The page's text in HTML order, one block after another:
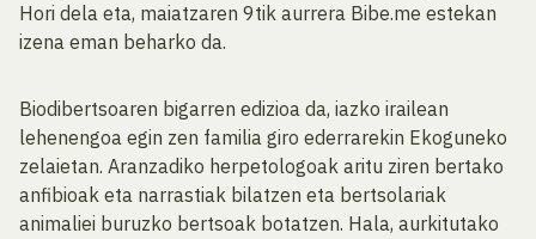
Hori dela eta, maiatzaren 9tik aurrera Bibe.me estekan
izena eman beharko da.
Biodibertsoaren bigarren edizioa da, iazko irailean
lehenengoa egin zen familia giro ederrarekin Ekoguneko
zelaietan. Aranzadiko herpetologoak aritu ziren bertako
anfibioak eta narrastiak bilatzen eta bertsolariak
animaliei buruzko bertsoak botatzen. Hala, aurkitutako